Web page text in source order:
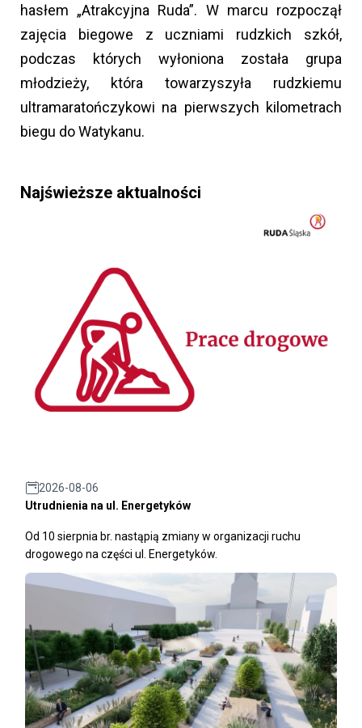
hasłem „Atrakcyjna Ruda”. W marcu rozpoczął
zajęcia biegowe z uczniami rudzkich szkół,
podczas których wyłoniona została grupa
młodzieży, która towarzyszyła rudzkiemu
ultramaratończykowi na pierwszych kilometrach
biegu do Watykanu.
Najświeższe aktualności
2026-08-06
Utrudnienia na ul. Energetyków
Od 10 sierpnia br. nastąpią zmiany w organizacji ruchu
drogowego na części ul. Energetyków.